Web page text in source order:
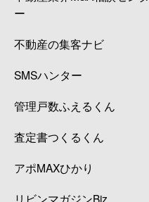
ー
不動産の集客ナビ
SMSハンター
管理戸数ふえるくん
査定書つくるくん
アポMAXひかり
リビンマガジンBiz